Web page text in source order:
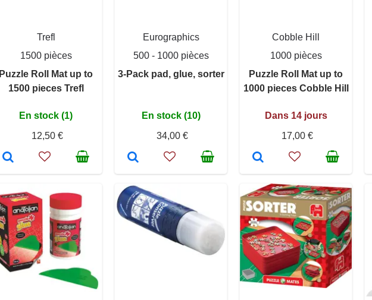
Trefl
1500 pièces
Puzzle Roll Mat up to
1500 pieces Trefl
En stock (1)
12,50 €
Eurographics
500 - 1000 pièces
3-Pack pad, glue, sorter
En stock (10)
34,00 €
Cobble Hill
1000 pièces
Puzzle Roll Mat up to
1000 pieces Cobble Hill
Dans 14 jours
17,00 €